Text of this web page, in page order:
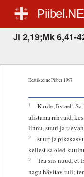
Jl 2,19;Mk 6,41-
Eestikeelne Piibel 1997
1
Kuule, Iisrael! Sa
alistama rahvaid,
linnu, suuri ja
2
suurt ja
kellest sa oled
3
Tea siis nüüd, et
nagu hävitav tuli;